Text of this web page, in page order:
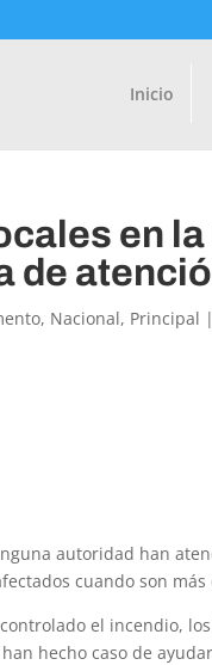
Inicio
en
de
, Nacional, Principal
autoridad han
cuando son más
el incendio,
hecho caso de